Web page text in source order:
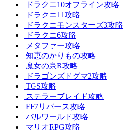
ドラクエ10オフライン攻略
ドラクエ11攻略
ドラクエモンスターズ3攻略
ドラクエ6攻略
メタファー攻略
知恵のかりもの攻略
魔女の泉R攻略
ドラゴンズドグマ2攻略
TGS攻略
ステラーブレイド攻略
FF7リバース攻略
パルワールド攻略
マリオRPG攻略